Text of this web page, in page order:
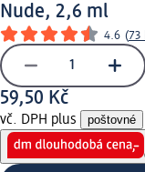
Nude, 2,6 ml
4.6 (73
59,50 Kč
vč. DPH plus poštovné